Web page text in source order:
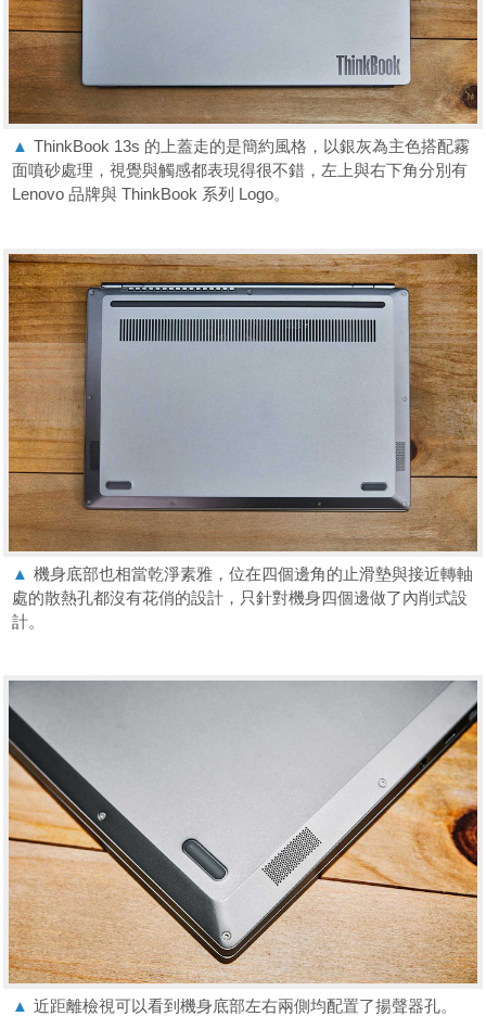
▲ ThinkBook 13s 的上蓋走的是簡約風格，以銀灰為主色搭配霧
面噴砂處理，視覺與觸感都表現得很不錯，左上與右下角分別有
Lenovo 品牌與 ThinkBook 系列 Logo。
▲ 機身底部也相當乾淨素雅，位在四個邊角的止滑墊與接近轉軸
處的散熱孔都沒有花俏的設計，只針對機身四個邊做了內削式設
計。
▲ 近距離檢視可以看到機身底部左右兩側均配置了揚聲器孔。